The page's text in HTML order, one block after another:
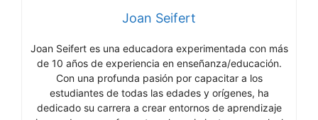
Joan Seifert
Joan Seifert es una educadora experimentada con más
de 10 años de experiencia en enseñanza/educación.
Con una profunda pasión por capacitar a los
estudiantes de todas las edades y orígenes, ha
dedicado su carrera a crear entornos de aprendizaje